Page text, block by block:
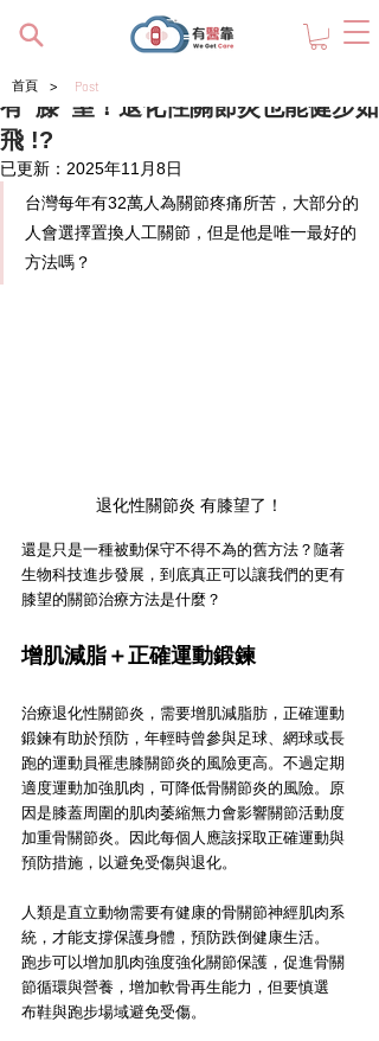
有”膝”望！退化性關節炎也能健步如
飛 !?
已更新： 2025年11月8日
台灣每年有32萬人為關節疼痛所苦，大部分的
人會選擇置換人工關節，但是他是唯一最好的
方法嗎？
退化性關節炎 有膝望了！
還是只是一種被動保守不得不為的舊方法？隨著
生物科技進步發展，到底真正可以讓我們的更有
膝望的關節治療方法是什麼？
增肌減脂＋正確運動鍛鍊
治療退化性關節炎，需要增肌減脂肪，正確運動
鍛鍊有助於預防，年輕時曾參與足球、網球或長
跑的運動員罹患膝關節炎的風險更高。不過定期
適度運動加強肌肉，可降低骨關節炎的風險。原
因是膝蓋周圍的肌肉萎縮無力會影響關節活動度
加重骨關節炎。因此每個人應該採取正確運動與
預防措施，以避免受傷與退化。
人類是直立動物需要有健康的骨關節神經肌肉系
統，才能支撐保護身體，預防跌倒健康生活。
跑步可以增加肌肉強度強化關節保護，促進骨關
節循環與營養，增加軟骨再生能力，但要慎選
布鞋與跑步場域避免受傷。
首頁 > Post